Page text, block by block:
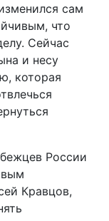
сам
что
Сейчас
и несу
которая
России
Кравцов,